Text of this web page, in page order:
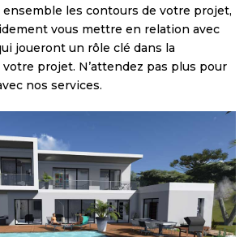
les contours de votre projet,
vous mettre en relation avec
joueront un rôle clé dans la
projet. N’attendez pas plus pour
nos services.